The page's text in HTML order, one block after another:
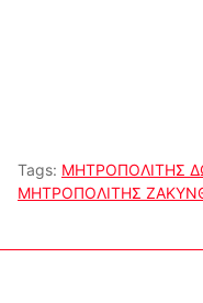
Tags: ΜΗΤΡΟΠΟΛΙΤΗΣ
ΜΗΤΡΟΠΟΛΙΤΗΣ